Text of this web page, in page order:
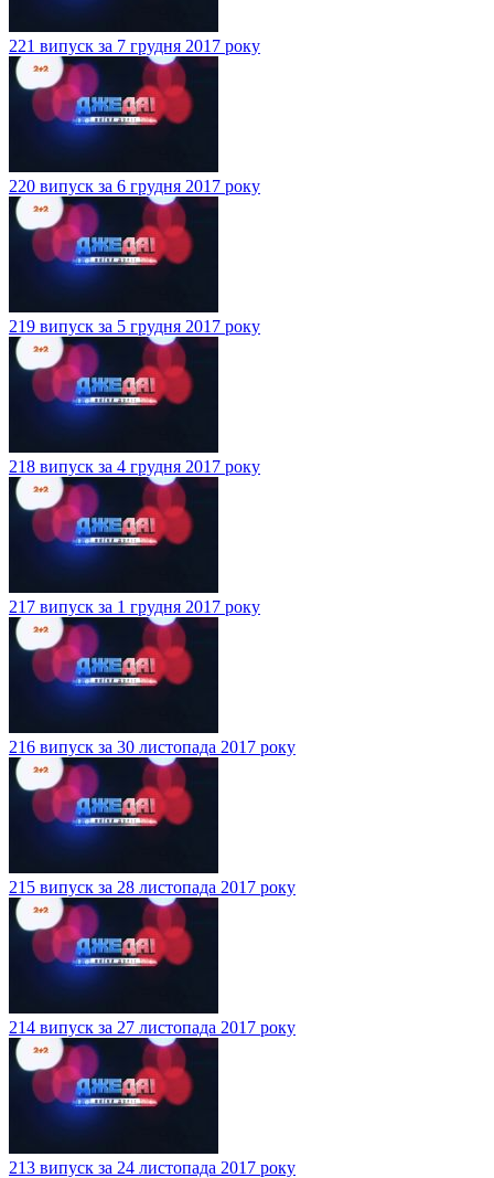
221 випуск за 7 грудня 2017 року
220 випуск за 6 грудня 2017 року
219 випуск за 5 грудня 2017 року
218 випуск за 4 грудня 2017 року
217 випуск за 1 грудня 2017 року
216 випуск за 30 листопада 2017 року
215 випуск за 28 листопада 2017 року
214 випуск за 27 листопада 2017 року
213 випуск за 24 листопада 2017 року